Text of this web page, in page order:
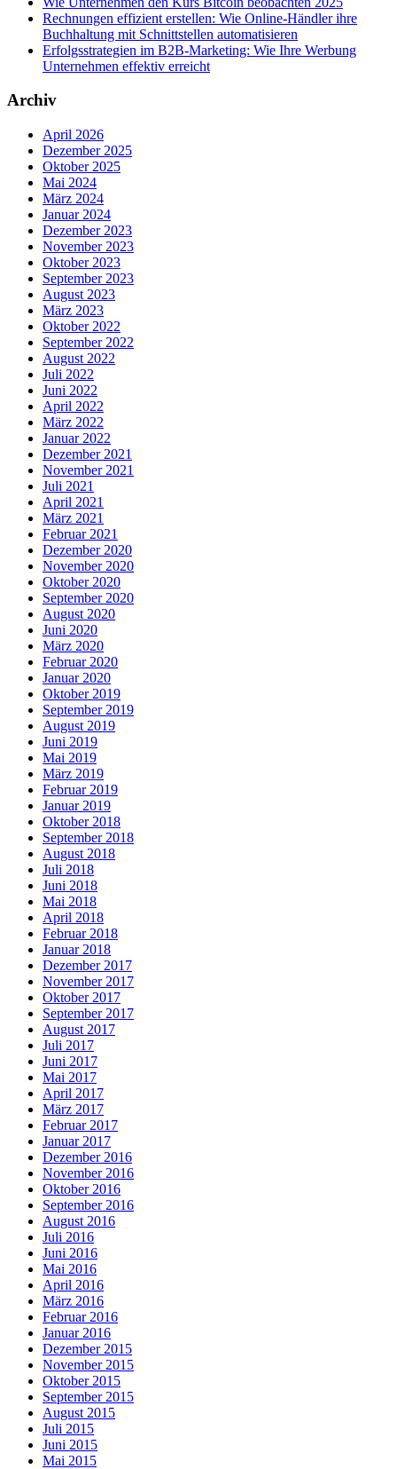
Rechnungen effizient erstellen: Wie Online-Händler ihre
Buchhaltung mit Schnittstellen automatisieren
Erfolgsstrategien im B2B-Marketing: Wie Ihre Werbung
Unternehmen effektiv erreicht
Archiv
April 2026
Dezember 2025
Oktober 2025
Mai 2024
März 2024
Januar 2024
Dezember 2023
November 2023
Oktober 2023
September 2023
August 2023
März 2023
Oktober 2022
September 2022
August 2022
Juli 2022
Juni 2022
April 2022
März 2022
Januar 2022
Dezember 2021
November 2021
Juli 2021
April 2021
März 2021
Februar 2021
Dezember 2020
November 2020
Oktober 2020
September 2020
August 2020
Juni 2020
März 2020
Februar 2020
Januar 2020
Oktober 2019
September 2019
August 2019
Juni 2019
Mai 2019
März 2019
Februar 2019
Januar 2019
Oktober 2018
September 2018
August 2018
Juli 2018
Juni 2018
Mai 2018
April 2018
Februar 2018
Januar 2018
Dezember 2017
November 2017
Oktober 2017
September 2017
August 2017
Juli 2017
Juni 2017
Mai 2017
April 2017
März 2017
Februar 2017
Januar 2017
Dezember 2016
November 2016
Oktober 2016
September 2016
August 2016
Juli 2016
Juni 2016
Mai 2016
April 2016
März 2016
Februar 2016
Januar 2016
Dezember 2015
November 2015
Oktober 2015
September 2015
August 2015
Juli 2015
Juni 2015
Mai 2015